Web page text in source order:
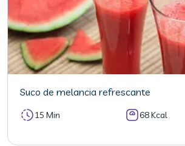
Suco de melancia refrescante
15 Min 68 Kcal